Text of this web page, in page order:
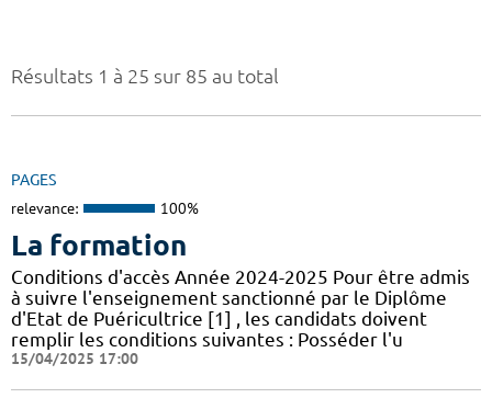
Résultats 1 à 25 sur 85 au total
PAGES
relevance: 100%
La formation
Conditions d'accès Année 2024-2025 Pour être admis
à suivre l'enseignement sanctionné par le Diplôme
d'Etat de Puéricultrice [1] , les candidats doivent
remplir les conditions suivantes : Posséder l'u
15/04/2025 17:00